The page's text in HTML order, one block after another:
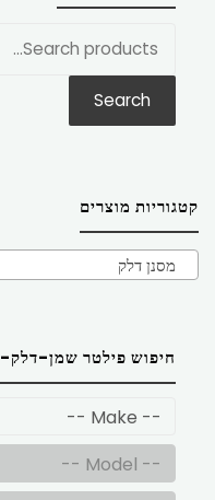
Search
קטגוריות מוצרים
מסנן דלק
חיפוש פילטר שמן-דלק-